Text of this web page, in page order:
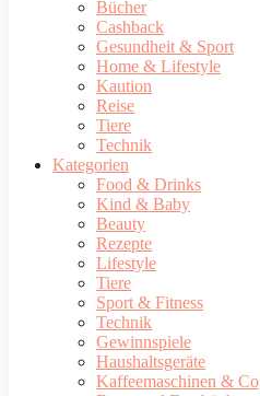
Bücher
Cashback
Gesundheit & Sport
Home & Lifestyle
Kaution
Reise
Tiere
Technik
Kategorien
Food & Drinks
Kind & Baby
Beauty
Rezepte
Lifestyle
Tiere
Sport & Fitness
Technik
Gewinnspiele
Haushaltsgeräte
Kaffeemaschinen & Co